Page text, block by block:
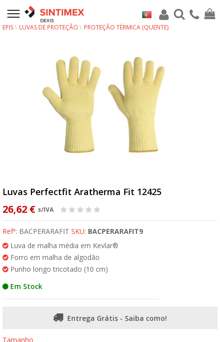
EPIS LUVAS DE PROTEÇÃO PROTEÇÃO TÉRMICA (QUENTE)
Luvas Perfectfit Aratherma Fit 12425
26,62 € s/IVA
Refª: BACPERARAFIT SKU: BACPERARAFIT9
Luva de malha média em Kevlar®
Forro em malha de algodão
Punho longo tricotado (10 cm)
Em Stock
Entrega Grátis - Saiba como!
Tamanho